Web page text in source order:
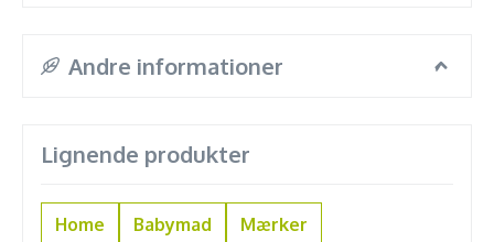
Andre informationer
Lignende produkter
Home Babymad
Mærker